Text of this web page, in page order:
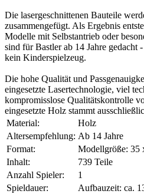
Die lasergeschnittenen Bauteile
zusammengefügt. Als Ergebnis
Modelle mit Selbstantrieb oder
sind für Bastler ab 14 Jahre gedacht
kein Kinderspielzeug.
Die hohe Qualität und
eingesetzte Lasertechnologie, viel
kompromisslose Qualitätskontrolle
eingesetzte Holz stammt
Material:
Holz
Altersempfehlung: Ab 14 Jahre
Format:
Modellgröße: 35
Inhalt:
739 Teile
Anzahl Spieler:
1
Spieldauer:
Aufbauzeit: ca.